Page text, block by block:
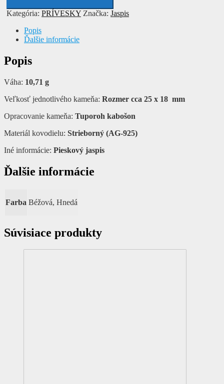
JASPIS
Kategória: PRÍVESKY Značka: Jaspis
Popis
Ďalšie informácie
Popis
Váha: 10,71 g
Veľkosť jednotlivého kameňa: Rozmer cca 25 x 18 mm
Opracovanie kameňa: Tuporoh kabošon
Materiál kovodielu: Strieborný (AG-925)
Iné informácie: Pieskový jaspis
Ďalšie informácie
Farba Béžová, Hnedá
Súvisiace produkty